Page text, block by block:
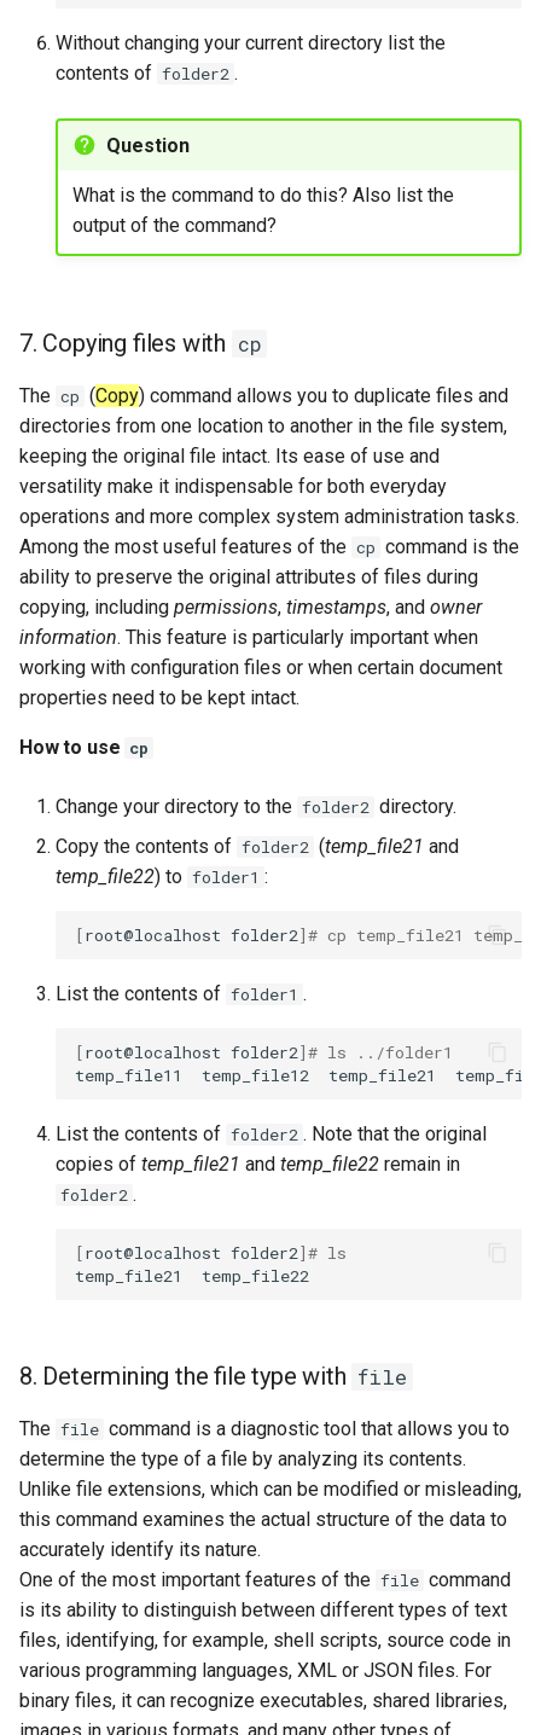
Without changing your current directory list the
contents of folder2 .
Question
What is the command to do this? Also list the
output of the command?
7. Copying files with cp
The cp (Copy) command allows you to duplicate files and
directories from one location to another in the file system,
keeping the original file intact. Its ease of use and
versatility make it indispensable for both everyday
operations and more complex system administration tasks.
Among the most useful features of the cp command is the
ability to preserve the original attributes of files during
copying, including permissions, timestamps, and owner
information. This feature is particularly important when
working with configuration files or when certain document
properties need to be kept intact.
How to use cp
Change your directory to the folder2 directory.
Copy the contents of folder2 (temp_file21 and
temp_file22) to folder1 :
[root@localhost folder2]# cp temp_file21
List the contents of folder1 .
[root@localhost folder2]# ls ../folder1
temp_file11
temp_file12 temp_file21
List the contents of folder2 . Note that the original
copies of temp_file21 and temp_file22 remain in
folder2 .
[root@localhost folder2]# ls
temp_file21
8. Determining the file type with file
The file command is a diagnostic tool that allows you to
determine the type of a file by analyzing its contents.
Unlike file extensions, which can be modified or misleading,
this command examines the actual structure of the data to
accurately identify its nature.
One of the most important features of the file command
is its ability to distinguish between different types of text
files, identifying, for example, shell scripts, source code in
various programming languages, XML or JSON files. For
binary files, it can recognize executables, shared libraries,